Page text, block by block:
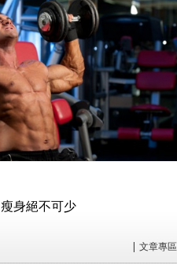
身絕不可少
| 文章專區